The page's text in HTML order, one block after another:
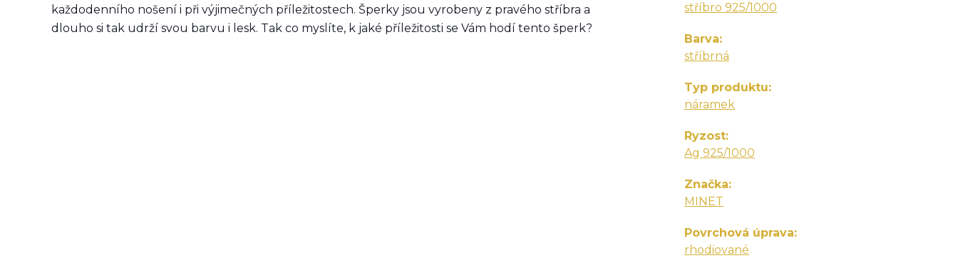
každodenního nošení i při výjimečných příležitostech. Šperky jsou vyrobeny z pravého stříbra a
dlouho si tak udrží svou barvu i lesk. Tak co myslíte, k jaké příležitosti se Vám hodí tento šperk?
stříbro 925/1000
Barva
stříbrná
Typ produktu
náramek
Ryzost
Ag 925/1000
Značka
MINET
Povrchová úprava
rhodiované